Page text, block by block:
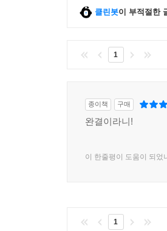
클린봇이 부적절한
1
종이책 구매
완결이라니!
이 한줄평이 도움이 되었
1